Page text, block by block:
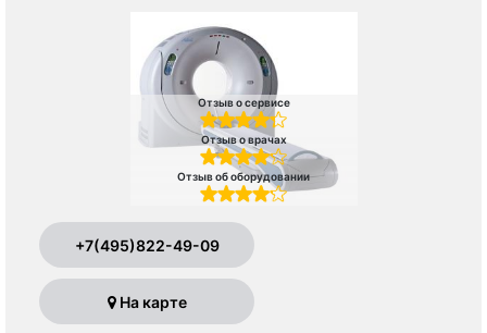
Отзыв о сервисе
Отзыв о врачах
Отзыв об оборудовании
+7(495)822-49-09
На карте